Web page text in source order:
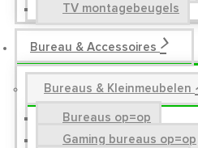
TV montagebeugels
Bureau & Accessoires
Bureaus & Kleinmeubelen
Bureaus op=op
Gaming bureaus op=op